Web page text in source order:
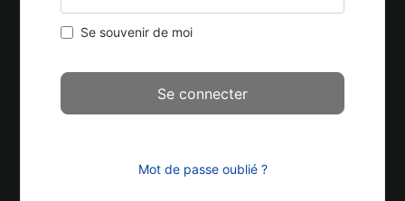
Se souvenir de moi
Mot de passe oublié ?